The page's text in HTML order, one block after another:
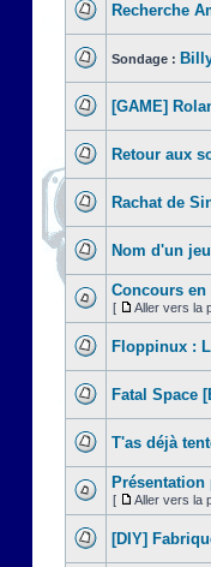
Recherche
Sondage :
[GAME]
Retour aux
Rachat de
Nom d'un jeu
Concours
[ Aller vers la
Floppinux :
Fatal Space
T'as déjà
Présentation
[ Aller vers la
[DIY]